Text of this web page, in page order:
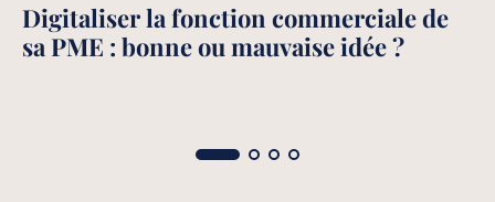
Digitaliser la fonction commerciale de
sa PME : bonne ou mauvaise idée ?